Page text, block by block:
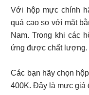
Với hộp mực chính
quá cao so với mặt
Nam. Trong khi các
ứng được chất lượng.
Các bạn hãy chọn
400K. Đây là mực giá